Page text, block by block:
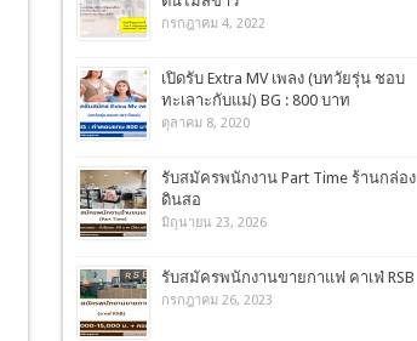
กรกฎาคม 4, 2022
เปิดรับ Extra MV เพลง (บทวัยรุ่น ชอบ
ทะเลาะกับแม่) BG : 800 บาท
ตุลาคม 8, 2020
รับสมัครพนักงาน Part Time ร้านกล่อง
ดินสอ
มิถุนายน 23, 2026
รับสมัครพนักงานขายกาแฟ คาเฟ่ RSB
กรกฎาคม 26, 2023